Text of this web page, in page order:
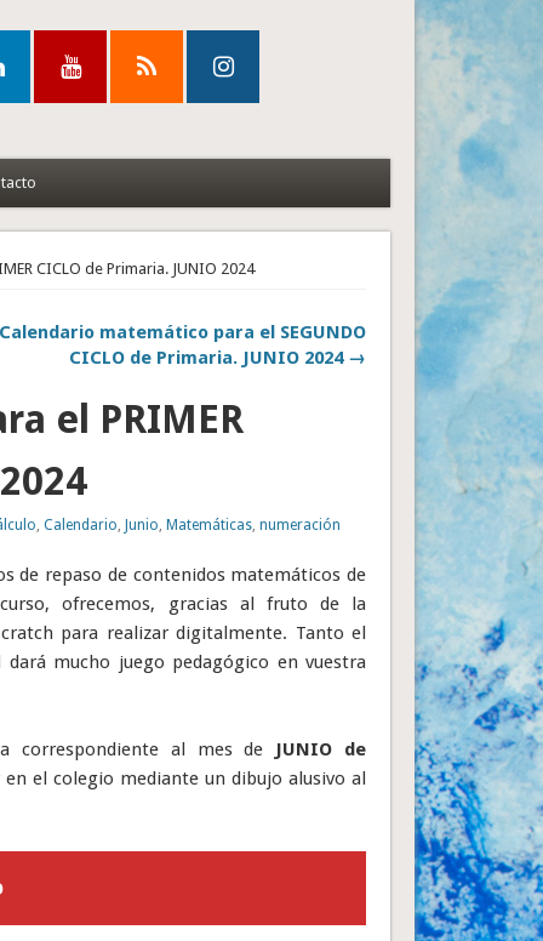
CICLO de Primaria. JUNIO 2024
Calendario matemático para el SEGUNDO
CICLO de Primaria. JUNIO 2024 →
el PRIMER
,Calendario,Junio,Matemáticas,numeración
de repaso de contenidos matemáticos de
ofrecemos, gracias al fruto de la
para realizar digitalmente. Tanto el
mucho juego pedagógico en vuestra
correspondiente al mes de JUNIO de
el colegio mediante un dibujo alusivo al